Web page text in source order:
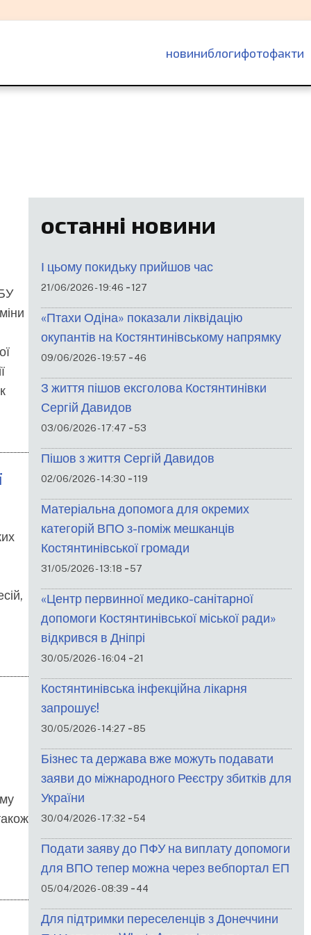
основна
навіґація
новиниблогифотофакти
останні новини
І цьому покидьку прийшов час
21/06/2026 - 19:46 -127
«Птахи Одіна» показали ліквідацію
окупантів на Костянтинівському напрямку
09/06/2026 - 19:57 -46
З життя пішов ексголова Костянтинівки
Сергій Давидов
03/06/2026 - 17:47 -53
Пішов з життя Сергій Давидов
02/06/2026 - 14:30 -119
Матеріальна допомога для окремих
категорій ВПО з-поміж мешканців
Костянтинівської громади
31/05/2026 - 13:18 -57
«Центр первинної медико-санітарної
допомоги Костянтинівської міської ради»
відкрився в Дніпрі
30/05/2026 - 16:04 -21
Костянтинівська інфекційна лікарня
запрошує!
30/05/2026 - 14:27 -85
Бізнес та держава вже можуть подавати
заяви до міжнародного Реєстру збитків для
України
30/04/2026 - 17:32 -54
Подати заяву до ПФУ на виплату допомоги
для ВПО тепер можна через вебпортал ЕП
05/04/2026 - 08:39 -44
Для підтримки переселенців з Донеччини